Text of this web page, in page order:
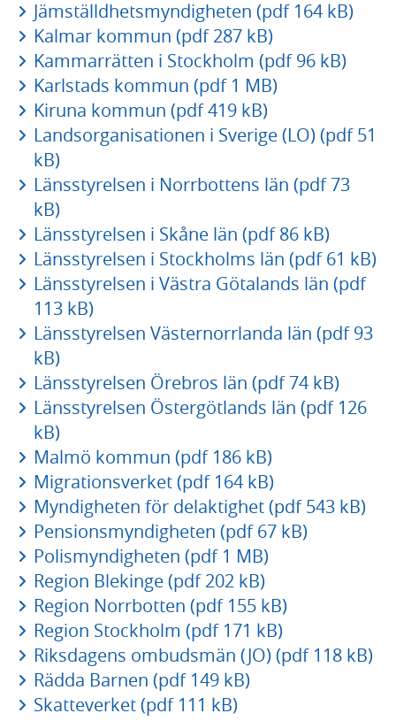
Jämställdhetsmyndigheten (pdf 164 kB)
Kalmar kommun (pdf 287 kB)
Kammarrätten i Stockholm (pdf 96 kB)
Karlstads kommun (pdf 1 MB)
Kiruna kommun (pdf 419 kB)
Landsorganisationen i Sverige (LO) (pdf 51
kB)
Länsstyrelsen i Norrbottens län (pdf 73
kB)
Länsstyrelsen i Skåne län (pdf 86 kB)
Länsstyrelsen i Stockholms län (pdf 61 kB)
Länsstyrelsen i Västra Götalands län (pdf
113 kB)
Länsstyrelsen Västernorrlanda län (pdf 93
kB)
Länsstyrelsen Örebros län (pdf 74 kB)
Länsstyrelsen Östergötlands län (pdf 126
kB)
Malmö kommun (pdf 186 kB)
Migrationsverket (pdf 164 kB)
Myndigheten för delaktighet (pdf 543 kB)
Pensionsmyndigheten (pdf 67 kB)
Polismyndigheten (pdf 1 MB)
Region Blekinge (pdf 202 kB)
Region Norrbotten (pdf 155 kB)
Region Stockholm (pdf 171 kB)
Riksdagens ombudsmän (JO) (pdf 118 kB)
Rädda Barnen (pdf 149 kB)
Skatteverket (pdf 111 kB)